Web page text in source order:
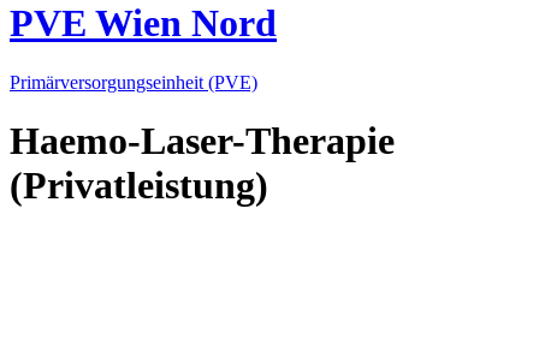
PVE Wien Nord
Primärversorgungseinheit (PVE)
Haemo-Laser-Therapie
(Privatleistung)